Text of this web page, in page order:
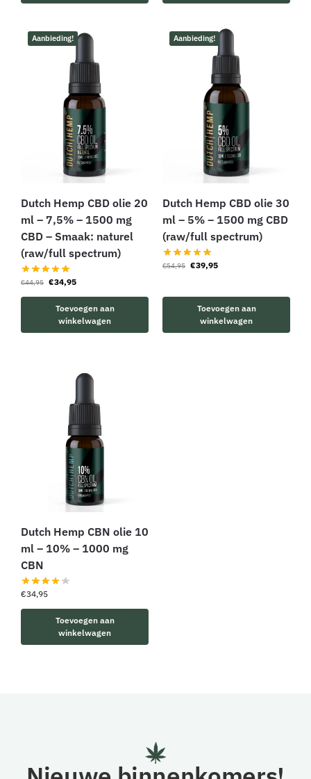
Aanbieding!
Dutch Hemp CBD olie 20
ml – 7,5% – 1500 mg
CBD – Smaak: naturel
(raw/full spectrum)
€44,95 €34,95
Toevoegen aan
winkelwagen
Aanbieding!
Dutch Hemp CBD olie 30
ml – 5% – 1500 mg CBD
(raw/full spectrum)
€54,95 €39,95
Toevoegen aan
winkelwagen
Dutch Hemp CBN olie 10
ml – 10% – 1000 mg
CBN
€34,95
Toevoegen aan
winkelwagen